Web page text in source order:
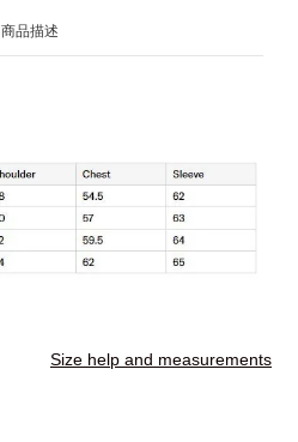
商品描述
Size help and measurements